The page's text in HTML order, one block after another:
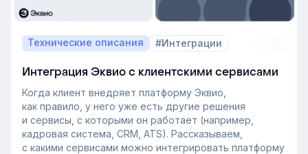
Технические описания #Интеграции
Интеграция Эквио с клиентскими сервисами
Когда клиент внедряет платформу Эквио,
как правило, у него уже есть другие решения
и сервисы, с которыми он работает (например,
кадровая система, CRM, ATS). Рассказываем,
с какими сервисами можно интегрировать платформу